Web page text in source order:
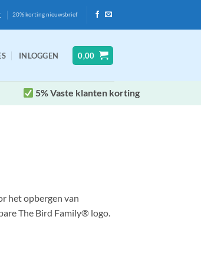
20% korting nieuwsbrief
INLOGGEN 0,00
5% Vaste klanten korting
het opbergen van
The Bird Family® logo.